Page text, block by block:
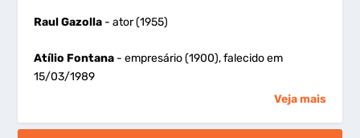
Raul Gazolla - ator (1955)
Atílio Fontana - empresário (1900), falecido em
15/03/1989
Veja mais